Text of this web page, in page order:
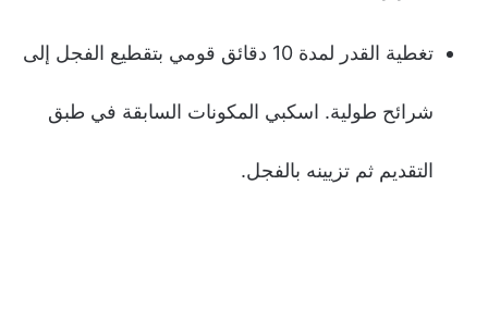
تغطية القدر لمدة 10 دقائق قومي بتقطيع الفجل إلى
شرائح طولية. اسكبي المكونات السابقة في طبق
التقديم ثم تزيينه بالفجل.